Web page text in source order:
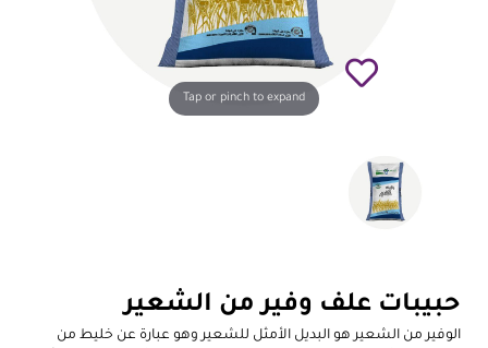
Tap or pinch to expand
حبيبات علف وفير من الشعير
الوفير من الشعير هو البديل الأمثل للشعير وهو عبارة عن خليط من